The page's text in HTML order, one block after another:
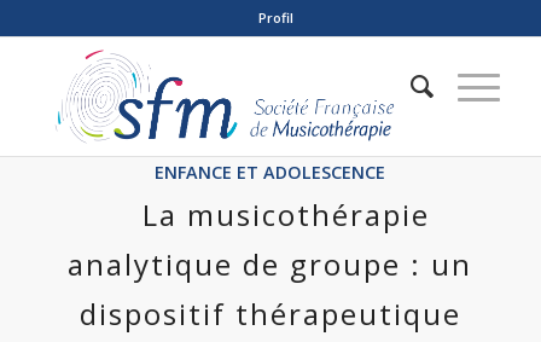
Profil
ENFANCE ET ADOLESCENCE
La musicothérapie
analytique de groupe : un
dispositif thérapeutique